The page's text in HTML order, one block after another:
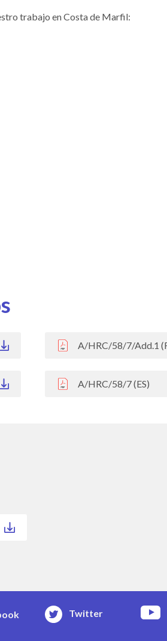
trabajo en Costa de Marfil:
A/HRC/58/7/Add.1
A/HRC/58/7 (ES)
Twitter